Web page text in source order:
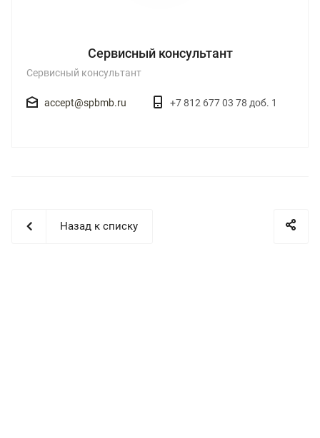
Сервисный консультант
Сервисный консультант
accept@spbmb.ru +7 812 677 03 78 доб. 1
Назад к списку